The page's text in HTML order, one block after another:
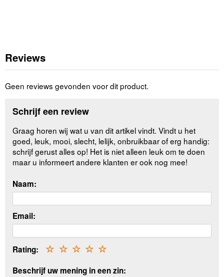
Reviews
Geen reviews gevonden voor dit product.
Schrijf een review
Graag horen wij wat u van dit artikel vindt. Vindt u het
goed, leuk, mooi, slecht, lelijk, onbruikbaar of erg handig:
schrijf gerust alles op! Het is niet alleen leuk om te doen
maar u informeert andere klanten er ook nog mee!
Naam:
Email:
Rating: ☆
☆
☆
☆
☆
Beschrijf uw mening in een zin: